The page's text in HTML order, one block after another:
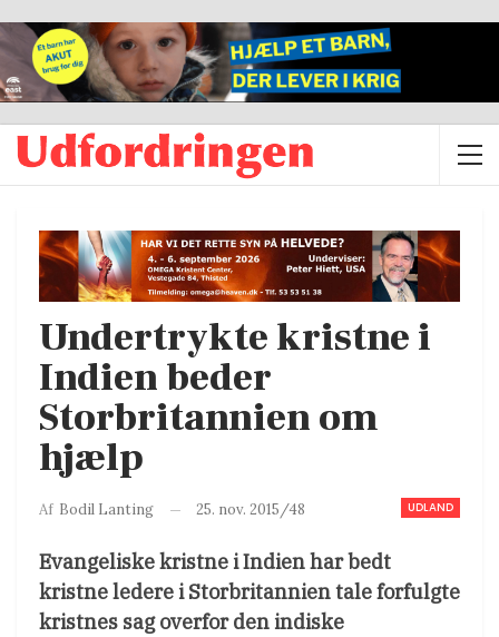
Undertrykte kristne i
Indien beder
Storbritannien om
hjælp
UDLAND
Af Bodil Lanting 25. nov. 2015/48
Evangeliske kristne i Indien har bedt
kristne ledere i Storbritannien tale forfulgte
kristnes sag overfor den indiske